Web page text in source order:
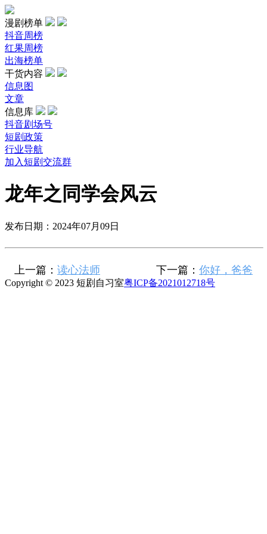
漫剧榜单
抖音周榜
红果周榜
出海榜单
干货内容
信息图
文章
信息库
抖音剧场号
短剧政策
行业导航
加入短剧交流群
龙年之同学会风云
发布日期：2024年07月09日
上一篇： 读心法师 下一篇： 你好，爸爸
Copyright © 2023 短剧自习室粤ICP备2021012718号